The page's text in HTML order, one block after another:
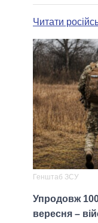
Читати
Генштаб ЗСУ
Упродовж 100
вересня –